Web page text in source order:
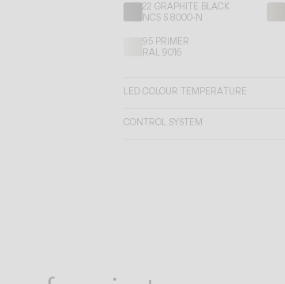
22 GRAPHITE BLACK
NCS S 8000-N
95 PRIMER
RAL 9016
LED COLOUR TEMPERATURE
CONTROL SYSTEM